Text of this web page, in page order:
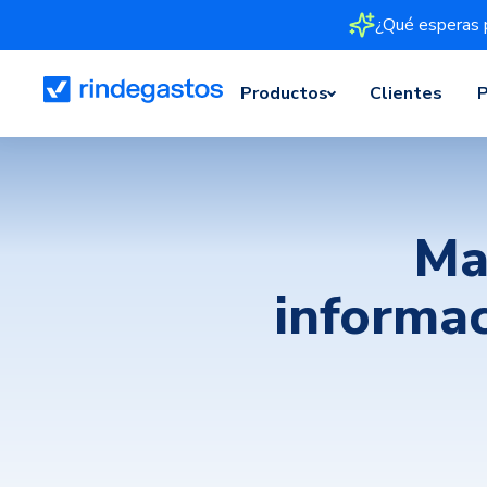
¿Qué
Productos Clientes